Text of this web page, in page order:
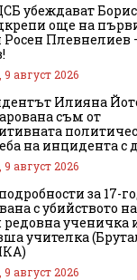
убеждават
още на
Росен Плевнелиев
9 август 2026
Илияна
съм от
на инцидента с
9 август 2026
за 17-
с убийството
редовна
учителка
9 август 2026